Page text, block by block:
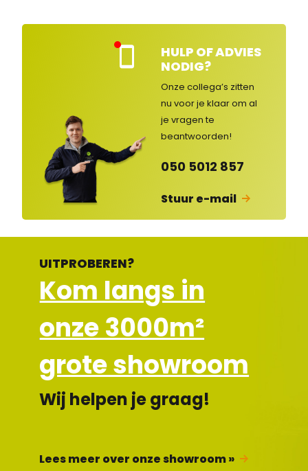
nte
en
HULP OF ADVIES
NODIG?
Onze collega’s zitten
nu voor je klaar om al
je vragen te
beantwoorden!
050 5012 857
Stuur e-mail
UITPROBEREN?
Kom langs in
onze 3000m²
grote showroom
Wij helpen je graag!
Lees meer over onze showroom »